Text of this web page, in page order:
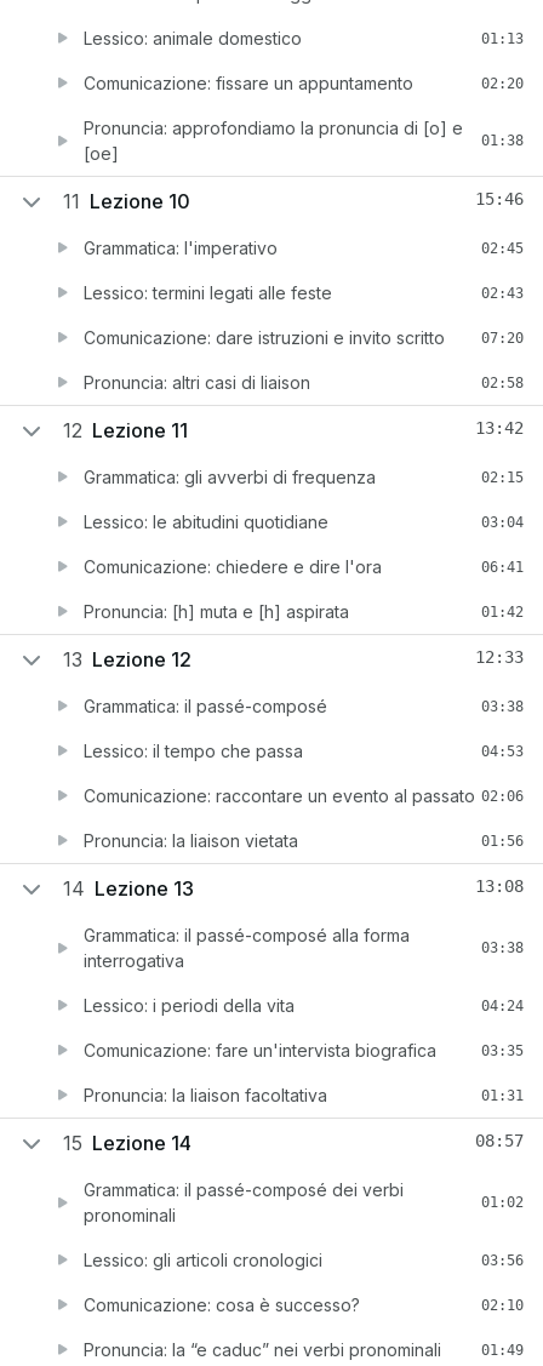
Lessico: animale domestico 01:13
Comunicazione: fissare un appuntamento 02:20
Pronuncia: approfondiamo la pronuncia di [o] e
[oe]
01:38
11 Lezione 10 15:46
Grammatica: l'imperativo 02:45
Lessico: termini legati alle feste 02:43
Comunicazione: dare istruzioni e invito scritto 07:20
Pronuncia: altri casi di liaison 02:58
12 Lezione 11 13:42
Grammatica: gli avverbi di frequenza 02:15
Lessico: le abitudini quotidiane 03:04
Comunicazione: chiedere e dire l'ora 06:41
Pronuncia: [h] muta e [h] aspirata 01:42
13 Lezione 12 12:33
Grammatica: il passé-composé 03:38
Lessico: il tempo che passa 04:53
Comunicazione: raccontare un evento al passato 02:06
Pronuncia: la liaison vietata 01:56
14 Lezione 13 13:08
Grammatica: il passé-composé alla forma
interrogativa
03:38
Lessico: i periodi della vita 04:24
Comunicazione: fare un'intervista biografica 03:35
Pronuncia: la liaison facoltativa 01:31
15 Lezione 14 08:57
Grammatica: il passé-composé dei verbi
pronominali
01:02
Lessico: gli articoli cronologici 03:56
Comunicazione: cosa è successo? 02:10
Pronuncia: la “e caduc” nei verbi pronominali 01:49